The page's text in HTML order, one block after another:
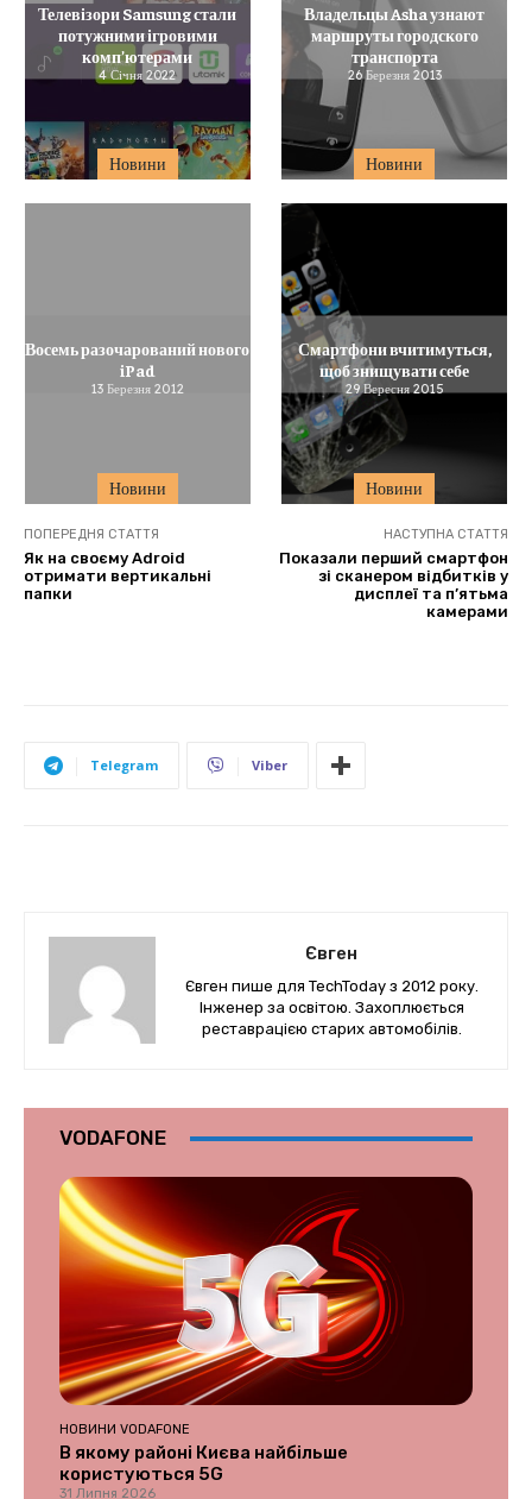
Новини
Телевізори Samsung стали
потужними ігровими
комп’ютерами
4 Січня 2022
Новини
Владельцы Asha узнают
маршруты городского
транспорта
26 Березня 2013
Новини
Восемь разочарований нового
iPad
13 Березня 2012
Новини
Смартфони вчитимуться,
щоб знищувати себе
29 Вересня 2015
ПОПЕРЕДНЯ СТАТТЯ
Як на своєму Adroid
отримати вертикальні
папки
НАСТУПНА СТАТТЯ
Показали перший смартфон
зі сканером відбитків у
дисплеї та п’ятьма
камерами
Telegram Viber
Євген
Євген пише для TechToday з 2012 року.
Інженер за освітою. Захоплюється
реставрацією старих автомобілів.
VODAFONE
НОВИНИ VODAFONE
В якому районі Києва найбільше
користуються 5G
31 Липня 2026